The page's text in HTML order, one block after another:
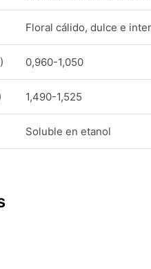
Floral cálido, dulce e
0,960-1,050
1,490-1,525
Soluble en etanol